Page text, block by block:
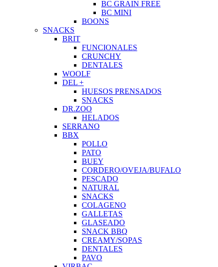
BC GRAIN FREE
BC MINI
BOONS
SNACKS
BRIT
FUNCIONALES
CRUNCHY
DENTALES
WOOLF
DEL +
HUESOS PRENSADOS
SNACKS
DR.ZOO
HELADOS
SERRANO
BBX
POLLO
PATO
BUEY
CORDERO/OVEJA/BUFALO
PESCADO
NATURAL
SNACKS
COLAGENO
GALLETAS
GLASEADO
SNACK BBQ
CREAMY/SOPAS
DENTALES
PAVO